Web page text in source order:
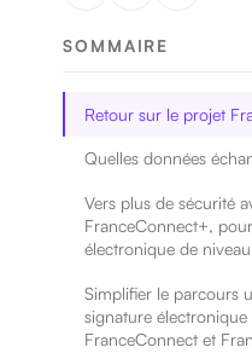
SOMMAIRE
Retour sur le projet
Quelles données
Vers plus de sécurité
FranceConnect+,
électronique de
Simplifier le parcours
signature électronique
FranceConnect et